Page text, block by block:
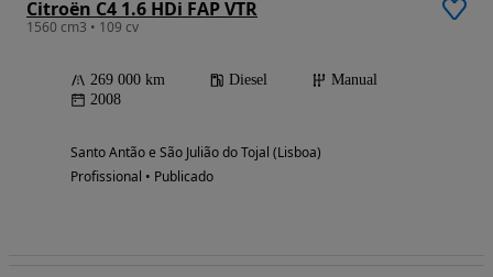
Citroën C4 1.6 HDi FAP VTR
1560 cm3 • 109 cv
269 000 km Diesel
Manual
2008
Santo Antão e São Julião do Tojal (Lisboa)
Profissional • Publicado